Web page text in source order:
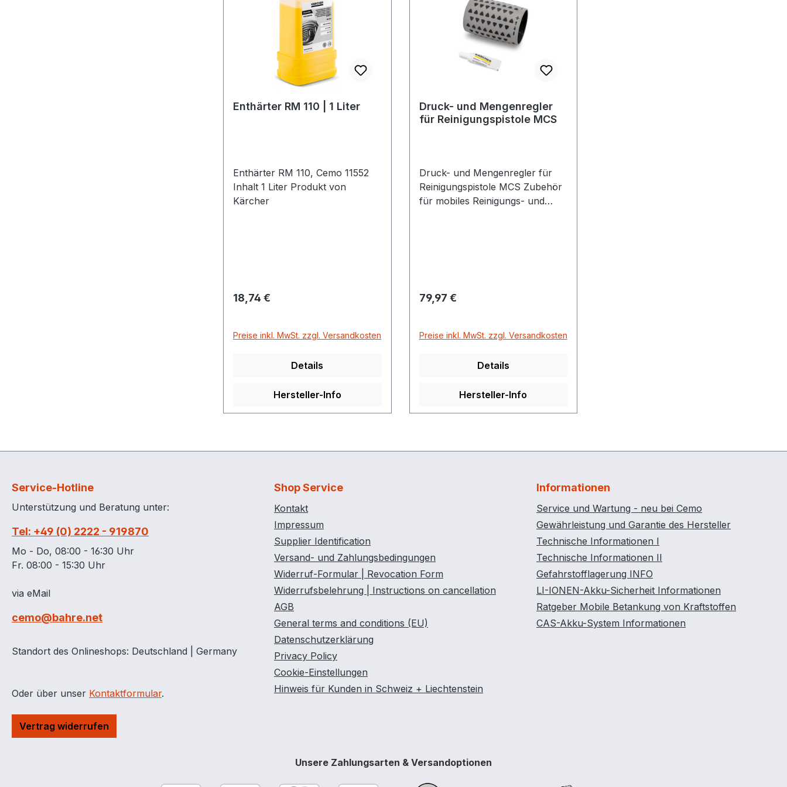
Enthärter RM 110 | 1 Liter
Enthärter RM 110, Cemo 11552
Inhalt 1 Liter Produkt von
Kärcher
Regulärer Preis:
18,74 €
Preise inkl. MwSt. zzgl. Versandkosten
Details
Hersteller-Info
Druck- und Mengenregler
für Reinigungspistole MCS
Druck- und Mengenregler für
Reinigungspistole MCS Zubehör
für mobiles Reinigungs- und
Regulärer Preis:
79,97 €
Preise inkl. MwSt. zzgl. Versandkosten
Details
Hersteller-Info
Service-Hotline
Unterstützung und Beratung unter:
Tel: +49 (0) 2222 - 919870
Mo - Do, 08:00 - 16:30 Uhr
Fr. 08:00 - 15:30 Uhr
via eMail
cemo@bahre.net
Standort des Onlineshops: Deutschland | Germany
Oder über unser Kontaktformular.
Vertrag widerrufen
Shop Service
Kontakt
Impressum
Supplier Identification
Versand- und Zahlungsbedingungen
Widerruf-Formular | Revocation Form
Widerrufsbelehrung | Instructions on cancellation
AGB
General terms and conditions (EU)
Datenschutzerklärung
Privacy Policy
Cookie-Einstellungen
Hinweis für Kunden in Schweiz + Liechtenstein
Informationen
Service und Wartung - neu bei Cemo
Gewährleistung und Garantie des Hersteller
Technische Informationen I
Technische Informationen II
Gefahrstofflagerung INFO
LI-IONEN-Akku-Sicherheit Informationen
Ratgeber Mobile Betankung von Kraftstoffen
CAS-Akku-System Informationen
Unsere Zahlungsarten & Versandoptionen